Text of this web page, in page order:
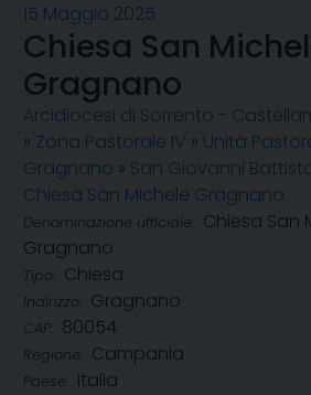
15 Maggio 2025
Chiesa San
Gragnano
Arcidiocesi di Sorrento -
» Zona Pastorale IV » Unità
Gragnano » San Giovanni
Chiesa San Michele Gragnano
Denominazione ufficiale:
Chiesa San
Gragnano
Tipo: Chiesa
Indirizzo: Gragnano
CAP: 80054
Regione: Campania
Paese: Italia